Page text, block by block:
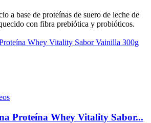
a base de proteínas de suero de leche de
con fibra prebiótica y probióticos.
Proteína Whey Vitality Sabor...